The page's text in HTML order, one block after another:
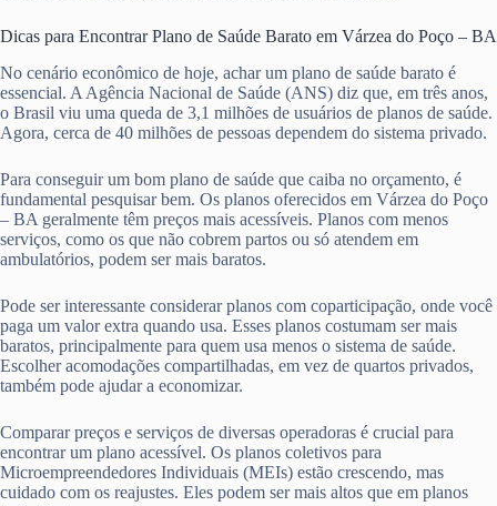
Dicas para Encontrar Plano de Saúde Barato em Várzea do Poço – BA
No cenário econômico de hoje, achar um plano de saúde barato é
essencial. A Agência Nacional de Saúde (ANS) diz que, em três anos,
o Brasil viu uma queda de 3,1 milhões de usuários de planos de saúde.
Agora, cerca de 40 milhões de pessoas dependem do sistema privado.
Para conseguir um bom plano de saúde que caiba no orçamento, é
fundamental pesquisar bem. Os planos oferecidos em Várzea do Poço
– BA geralmente têm preços mais acessíveis. Planos com menos
serviços, como os que não cobrem partos ou só atendem em
ambulatórios, podem ser mais baratos.
Pode ser interessante considerar planos com coparticipação, onde você
paga um valor extra quando usa. Esses planos costumam ser mais
baratos, principalmente para quem usa menos o sistema de saúde.
Escolher acomodações compartilhadas, em vez de quartos privados,
também pode ajudar a economizar.
Comparar preços e serviços de diversas operadoras é crucial para
encontrar um plano acessível. Os planos coletivos para
Microempreendedores Individuais (MEIs) estão crescendo, mas
cuidado com os reajustes. Eles podem ser mais altos que em planos